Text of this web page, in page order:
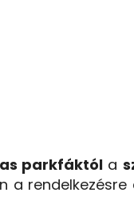
parkfáktól a
a